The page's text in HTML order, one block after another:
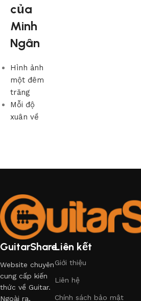
của
Minh
Ngân
Hình ảnh
một đêm
trăng
Mỗi độ
xuân về
GuitarShare
Website chuyên
cung cấp kiến
thức về Guitar.
Ngoài ra,
Liên kết
Giới thiệu
Liên hệ
Chính sách bảo mật